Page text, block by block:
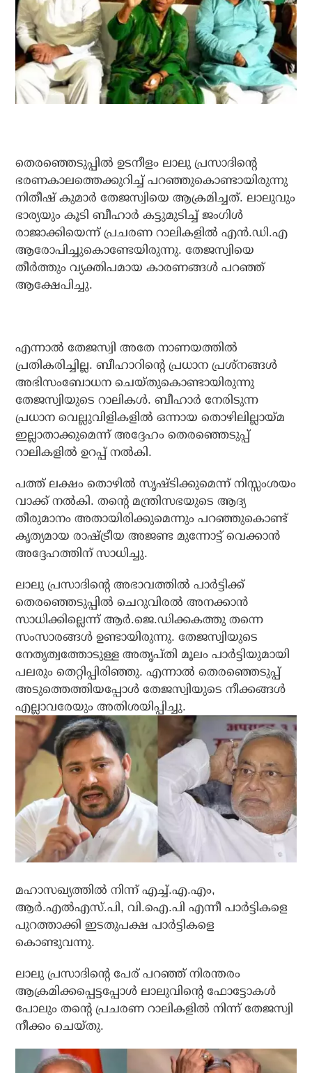
തെരഞ്ഞെടുപ്പില്‍ ഉടനീളം ലാലു പ്രസാദിന്റെ
ഭരണകാലത്തെക്കുറിച്ച് പറഞ്ഞുകൊണ്ടായിരുന്നു
നിതീഷ് കുമാര്‍ തേജസ്വിയെ ആക്രമിച്ചത്. ലാലുവും
ഭാര്യയും കൂടി ബീഹാര്‍ കട്ടുമുടിച്ച് ജംഗിള്‍
രാജാക്കിയെന്ന് പ്രചരണ റാലികളില്‍ എന്‍.ഡി.എ
ആരോപിച്ചുകൊണ്ടേയിരുന്നു. തേജസ്വിയെ
തീര്‍ത്തും വ്യക്തിപമായ കാരണങ്ങള്‍ പറഞ്ഞ്
ആക്ഷേപിച്ചു.
എന്നാല്‍ തേജസ്വി അതേ നാണയത്തില്‍
പ്രതികരിച്ചില്ല. ബീഹാറിന്റെ പ്രധാന പ്രശ്‌നങ്ങള്‍
അഭിസംബോധന ചെയ്തുകൊണ്ടായിരുന്നു
തേജസ്വിയുടെ റാലികള്‍. ബീഹാര്‍ നേരിടുന്ന
പ്രധാന വെല്ലുവിളികളില്‍ ഒന്നായ തൊഴിലില്ലായ്മ
ഇല്ലാതാക്കുമെന്ന് അദ്ദേഹം തെരഞ്ഞെടുപ്പ്
റാലികളില്‍ ഉറപ്പ് നല്‍കി.
പത്ത് ലക്ഷം തൊഴില്‍ സൃഷ്ടിക്കുമെന്ന് നിസ്സംശയം
വാക്ക് നല്‍കി. തന്റെ മന്ത്രിസഭയുടെ ആദ്യ
തീരുമാനം അതായിരിക്കുമെന്നും പറഞ്ഞുകൊണ്ട്
കൃത്യമായ രാഷ്ട്രീയ അജണ്ട മുന്നോട്ട് വെക്കാന്‍
അദ്ദേഹത്തിന് സാധിച്ചു.
ലാലു പ്രസാദിന്റെ അഭാവത്തില്‍ പാര്‍ട്ടിക്ക്
തെരഞ്ഞെടുപ്പില്‍ ചെറുവിരല്‍ അനക്കാന്‍
സാധിക്കില്ലെന്ന് ആര്‍.ജെ.ഡിക്കകത്തു തന്നെ
സംസാരങ്ങള്‍ ഉണ്ടായിരുന്നു. തേജസ്വിയുടെ
നേതൃത്വത്തോടുള്ള അതൃപ്തി മൂലം പാര്‍ട്ടിയുമായി
പലരും തെറ്റിപ്പിരിഞ്ഞു. എന്നാല്‍ തെരഞ്ഞെടുപ്പ്
അടുത്തെത്തിയപ്പോള്‍ തേജസ്വിയുടെ നീക്കങ്ങള്‍
എല്ലാവരേയും അതിശയിപ്പിച്ചു.
മഹാസഖ്യത്തില്‍ നിന്ന് എച്ച്.എ.എം,
ആര്‍.എല്‍എസ്.പി, വി.ഐ.പി എന്നീ പാര്‍ട്ടികളെ
പുറത്താക്കി ഇടതുപക്ഷ പാര്‍ട്ടികളെ
കൊണ്ടുവന്നു.
ലാലു പ്രസാദിന്റെ പേര് പറഞ്ഞ് നിരന്തരം
ആക്രമിക്കപ്പെട്ടപ്പോള്‍ ലാലുവിന്റെ ഫോട്ടോകള്‍
പോലും തന്റെ പ്രചരണ റാലികളില്‍ നിന്ന് തേജസ്വി
നീക്കം ചെയ്തു.